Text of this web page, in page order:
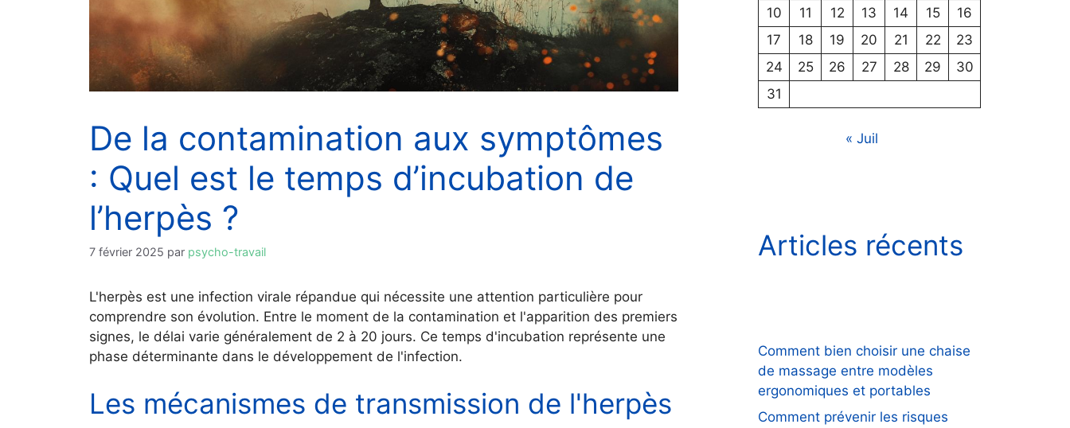
De la contamination aux symptômes
: Quel est le temps d’incubation de
l’herpès ?
7 février 2025 par psycho-travail
L'herpès est une infection virale répandue qui nécessite une attention particulière pour
comprendre son évolution. Entre le moment de la contamination et l'apparition des premiers
signes, le délai varie généralement de 2 à 20 jours. Ce temps d'incubation représente une
phase déterminante dans le développement de l'infection.
Les mécanismes de transmission de l'herpès
10
11 12 13 14 15
16
17
18 19 20 21 22
23
24
25 26 27 28 29
30
31
« Juil
Articles récents
Comment bien choisir une chaise
de massage entre modèles
ergonomiques et portables
Comment prévenir les risques